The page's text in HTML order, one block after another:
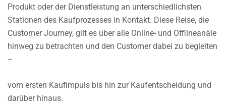
Produkt oder der Dienstleistung an unterschiedlichsten
Stationen des Kaufprozesses in Kontakt. Diese Reise, die
Customer Journey, gilt es über alle Online- und Offlineanäle
hinweg zu betrachten und den Customer dabei zu begleiten
–
vom ersten Kaufimpuls bis hin zur Kaufentscheidung und
darüber hinaus.